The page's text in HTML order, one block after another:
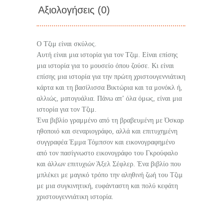
Αξιολογήσεις (0)
Ο Τζιμ είναι σκύλος.
Αυτή είναι μια ιστορία για τον Τζιμ. Είναι επίσης
μια ιστορία για το μουσείο όπου ζούσε. Κι είναι
επίσης μια ιστορία για την πρώτη χριστουγεννιάτικη
κάρτα και τη βασίλισσα Βικτώρια και τα μονόκλ ή,
αλλιώς, ματογυάλια. Πάνω απ’ όλα όμως, είναι μια
ιστορία για τον Τζιμ.
Ένα βιβλίο γραμμένο από τη βραβευμένη με Όσκαρ
ηθοποιό και σεναριογράφο, αλλά και επιτυχημένη
συγγραφέα Έμμα Τόμπσον και εικονογραφημένο
από τον πασίγνωστο εικονογράφο του Γκρούφαλο
και άλλων επιτυχιών Άξελ Σέφλερ. Ένα βιβλίο που
μπλέκει με μαγικό τρόπο την αληθινή ζωή του Τζιμ
με μια συγκινητική, ευφάνταστη και πολύ κεφάτη
χριστουγεννιάτικη ιστορία.